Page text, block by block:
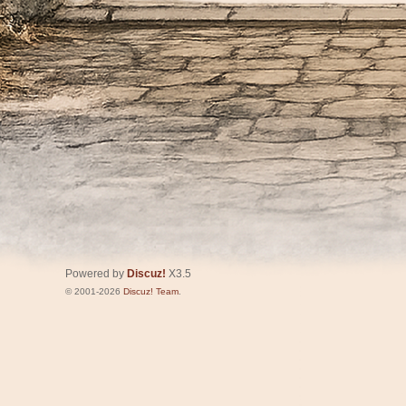
Powered by Discuz! X3.5
© 2001-2026 Discuz! Team